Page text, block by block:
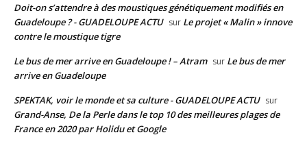
Doit-on s’attendre à des moustiques génétiquement modifiés en
Guadeloupe ? - GUADELOUPE ACTU sur Le projet « Malin » innove
contre le moustique tigre
Le bus de mer arrive en Guadeloupe ! – Atram sur Le bus de mer
arrive en Guadeloupe
SPEKTAK, voir le monde et sa culture - GUADELOUPE ACTU sur
Grand-Anse, De la Perle dans le top 10 des meilleures plages de
France en 2020 par Holidu et Google